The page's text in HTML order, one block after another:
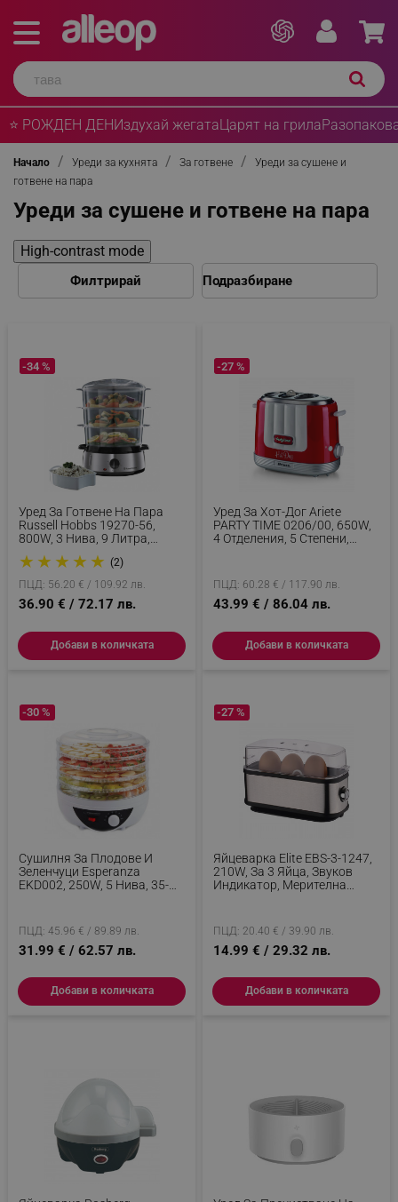
⭐ РОЖДЕН ДЕНИздухай жегатаЦарят на грила
Начало Уреди за кухнята За готвене
Уреди за сушене и
готвене на пара
Уреди за сушене и готвене на пара
High-contrast mode
Филтрирай
Уред За Готвене На Пара
Russell Hobbs 19270-56,
800W, 3 Нива, 9 Литра,
Таймер 60 Мин, Инокс
★ ★ ★ ★ ★ (2)
-34 %
ПЦД: 56.20 € / 109.92 лв.
36.90 € / 72.17 лв.
Добави в количката
Уред За Хот-Дог Ariete
PARTY TIME 0206/00, 650W,
4 Отделения, 5 Степени,
-27 %
ПЦД: 60.28 € / 117.90 лв.
43.99 € / 86.04 лв.
Добави в количката
Сушилня За Плодове И
Зеленчуци Esperanza
EKD002, 250W, 5 Нива, 35-
-30 %
ПЦД: 45.96 € / 89.89 лв.
31.99 € / 62.57 лв.
Добави в количката
Яйцеварка Elite EBS-3-1247,
210W, За 3 Яйца, Звуков
Индикатор, Мерителна
-27 %
ПЦД: 20.40 € / 39.90 лв.
14.99 € / 29.32 лв.
Добави в количката